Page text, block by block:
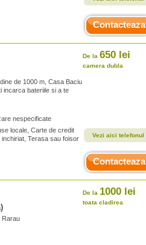
Contacteaza
de 1000 m, Casa Baciu
incarca bateriile si a te
nespecificate
locale, Carte de credit
Terasa sau foisor
De la 650 lei
camera dubla
Vezi aici telefonul
Contacteaza
Rarau
De la 1000 lei
toata cladirea